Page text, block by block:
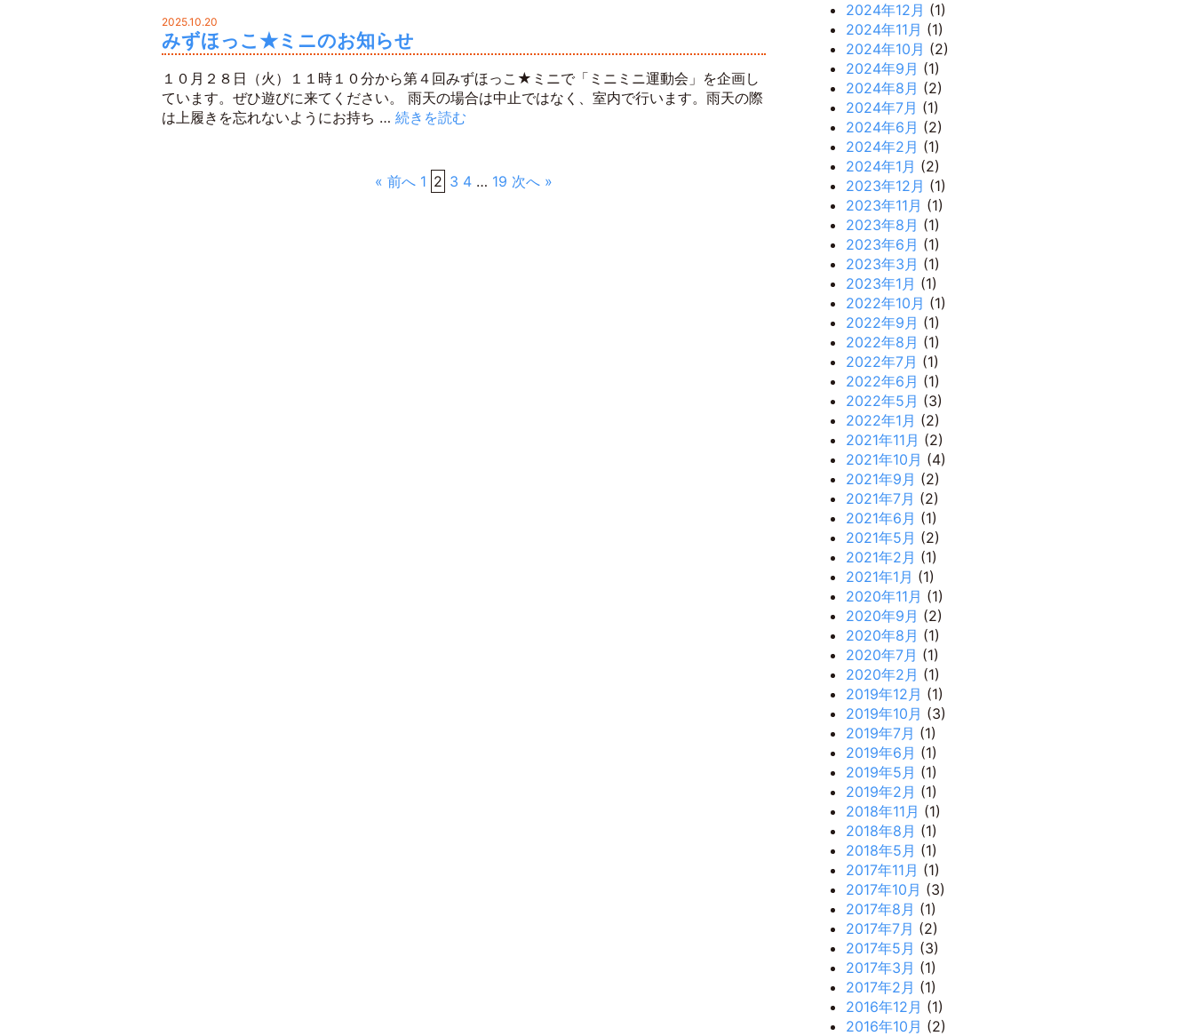
2025.10.20
みずほっこ★ミニのお知らせ
１０月２８日（火）１１時１０分から第４回みずほっこ★ミニで「ミニミニ運動会」を企画し
ています。ぜひ遊びに来てください。 雨天の場合は中止ではなく、室内で行います。雨天の際
は上履きを忘れないようにお持ち … 続きを読む
« 前へ 1 2 3 4 … 19 次へ »
2024年12月 (1)
2024年11月 (1)
2024年10月 (2)
2024年9月 (1)
2024年8月 (2)
2024年7月 (1)
2024年6月 (2)
2024年2月 (1)
2024年1月 (2)
2023年12月 (1)
2023年11月 (1)
2023年8月 (1)
2023年6月 (1)
2023年3月 (1)
2023年1月 (1)
2022年10月 (1)
2022年9月 (1)
2022年8月 (1)
2022年7月 (1)
2022年6月 (1)
2022年5月 (3)
2022年1月 (2)
2021年11月 (2)
2021年10月 (4)
2021年9月 (2)
2021年7月 (2)
2021年6月 (1)
2021年5月 (2)
2021年2月 (1)
2021年1月 (1)
2020年11月 (1)
2020年9月 (2)
2020年8月 (1)
2020年7月 (1)
2020年2月 (1)
2019年12月 (1)
2019年10月 (3)
2019年7月 (1)
2019年6月 (1)
2019年5月 (1)
2019年2月 (1)
2018年11月 (1)
2018年8月 (1)
2018年5月 (1)
2017年11月 (1)
2017年10月 (3)
2017年8月 (1)
2017年7月 (2)
2017年5月 (3)
2017年3月 (1)
2017年2月 (1)
2016年12月 (1)
2016年10月 (2)